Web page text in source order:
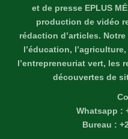
et de presse EPLUS
production de vidéo
rédaction d’articles.
l’éducation,
l’entrepreneuriat vert, les
découvertes de
Whatsapp :
Bureau :